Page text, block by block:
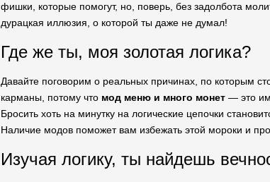
фишки, которые помогут, но, поверь, без задолбота
дурацкая иллюзия, о которой ты даже не думал!
Где же ты, моя золотая логика?
Давайте поговорим о реальных причинах, по которым
карманы, потому что мод меню и много монет — это
Бросить хоть на минутку на логические цепочки
Наличие модов поможет вам избежать этой мороки и
Изучая логику, ты найдешь